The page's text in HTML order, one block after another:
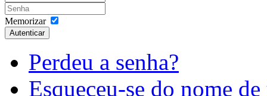
Memorizar
Autenticar
Perdeu a senha?
Esqueceu-se do nome